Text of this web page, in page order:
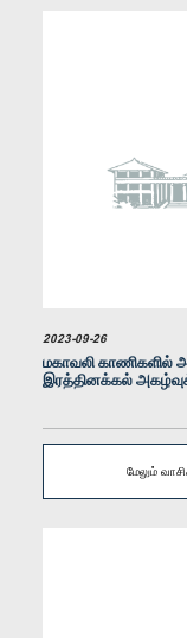
2023-09-26
மகாவலி காணிகளில்
இரத்தினக்கல்
மேலும்